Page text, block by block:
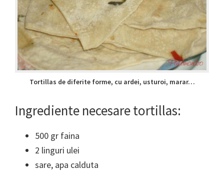
Tortillas de diferite forme, cu ardei, usturoi, marar…
Ingrediente necesare tortillas:
500 gr faina
2 linguri ulei
sare, apa calduta